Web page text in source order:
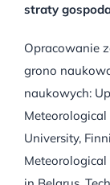
straty
Opracowanie
grono
naukowych:
University,